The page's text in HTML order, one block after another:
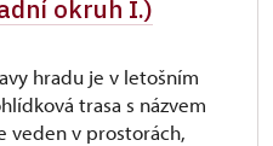
okruh I.)
hradu je v letošním
trasa s názvem
veden v prostorách,